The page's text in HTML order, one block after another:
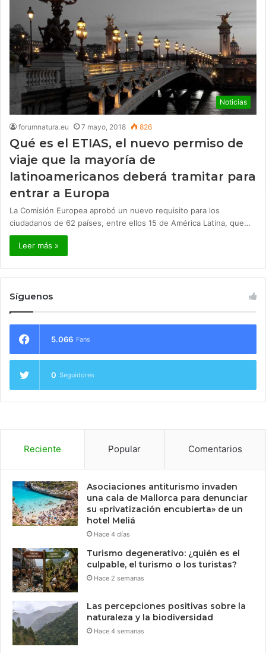
Noticias
forumnatura.eu 7 mayo, 2018 826
Qué es el ETIAS, el nuevo permiso de
viaje que la mayoría de
latinoamericanos deberá tramitar para
entrar a Europa
La Comisión Europea aprobó un nuevo requisito para los
ciudadanos de 62 países, entre ellos 15 de América Latina, que…
Leer más »
Síguenos
5.066 Fans
0 Seguidores
Reciente Popular Comentarios
Asociaciones antiturismo invaden
una cala de Mallorca para denunciar
su «privatización encubierta» de un
hotel Meliá
Hace 4 días
Turismo degenerativo: ¿quién es el
culpable, el turismo o los turistas?
Hace 2 semanas
Las percepciones positivas sobre la
naturaleza y la biodiversidad
Hace 4 semanas